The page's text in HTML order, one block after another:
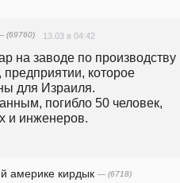
(69760) 13.03 в 04:42
на заводе по производству
которое
для Израиля.
погибло 50 человек,
и инженеров.
америке кирдык — (6718)